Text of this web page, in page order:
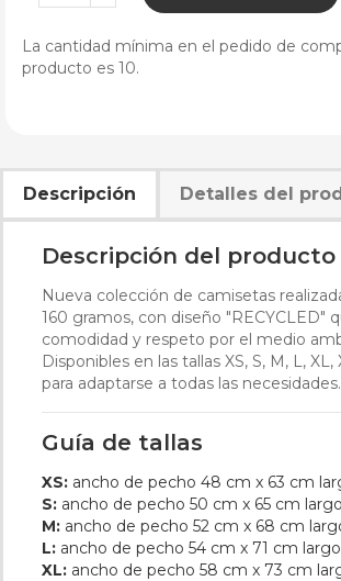
La cantidad mínima en el pedido de
producto es 10.
Descripción Detalles del
Descripción del producto
Nueva colección de camisetas
160 gramos, con diseño "RECYCLED"
comodidad y respeto por el medio
Disponibles en las tallas XS, S, M, L, XL,
para adaptarse a todas las necesidades.
Guía de tallas
XS: ancho de pecho 48 cm x 63 cm
S: ancho de pecho 50 cm x 65 cm largo
M: ancho de pecho 52 cm x 68 cm
L: ancho de pecho 54 cm x 71 cm largo
XL: ancho de pecho 58 cm x 73 cm